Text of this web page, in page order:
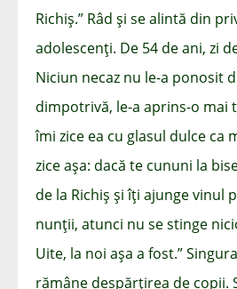
Richiș.” Râd și se alintă din
adolescenți. De 54 de ani, zi
Niciun necaz nu le-a ponosit
dimpotrivă, le-a aprins-o mai
îmi zice ea cu glasul dulce ca
zice așa: dacă te cununi la
de la Richiș și îți ajunge vinul
nunții, atunci nu se stinge
Uite, la noi așa a fost.”
rămâne despărțirea de copii.